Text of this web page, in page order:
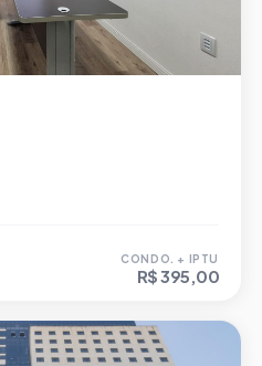
CONDO. + IPTU
R$ 395,00